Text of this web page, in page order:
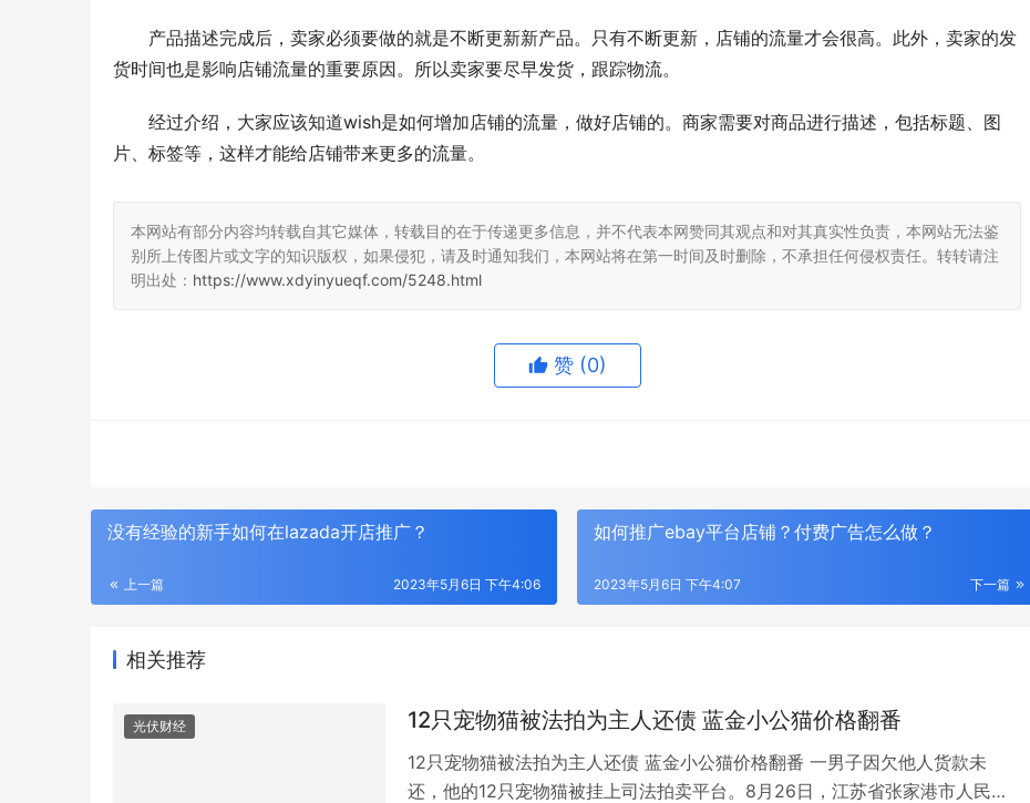
产品描述完成后，卖家必须要做的就是不断更新新产品。只有不断更新，店铺的流量才会很高。此外，卖家的发
货时间也是影响店铺流量的重要原因。所以卖家要尽早发货，跟踪物流。
经过介绍，大家应该知道wish是如何增加店铺的流量，做好店铺的。商家需要对商品进行描述，包括标题、图
片、标签等，这样才能给店铺带来更多的流量。
本网站有部分内容均转载自其它媒体，转载目的在于传递更多信息，并不代表本网赞同其观点和对其真实性负责，本网站无法鉴
别所上传图片或文字的知识版权，如果侵犯，请及时通知我们，本网站将在第一时间及时删除，不承担任何侵权责任。转转请注
明出处： https://www.xdyinyueqf.com/5248.html
赞 (0)
没有经验的新手如何在lazada开店推广？
上一篇 2023年5月6日 下午4:06
如何推广ebay平台店铺？付费广告怎么做？
下一篇
2023年5月6日 下午4:07
相关推荐
光伏财经 12只宠物猫被法拍为主人还债 蓝金小公猫价格翻番
12只宠物猫被法拍为主人还债 蓝金小公猫价格翻番 一男子因欠他人货款未
还，他的12只宠物猫被挂上司法拍卖平台。8月26日，江苏省张家港市人民法
年度输配电采购平台！75000+精准买家就
价、签约
2026年GPS定位器产业优选：小娃科技领
解析
风光大基地并网消纳压力持续激增？2026